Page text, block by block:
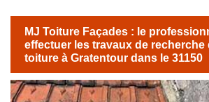
MJ Toiture Façades : le
effectuer les travaux de recherche
toiture à Gratentour dans le 31150